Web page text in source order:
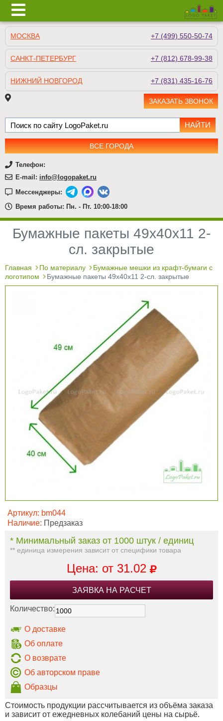
МОСКВА +7 (499) 550-50-74
САНКТ-ПЕТЕРБУРГ +7 (812) 678-99-38
НИЖНИЙ НОВГОРОД +7 (831) 435-16-76
ЗАКАЗАТЬ ЗВОНОК
ВСЕ ГОРОДА
Телефон:
E-mail: info@logopaket.ru
Мессенджеры:
Время работы: Пн. - Пт. 10:00-18:00
Бумажные пакеты 49х40х11 2-
сл. закрытые
Главная По материалу
Бумажные мешки из крафт-бумаги с
логотипом
Бумажные пакеты 49х40х11 2-сл. закрытые
Артикул: bm044
Наличие: Предзаказ
* Минимальный заказ от 1000 штук / единиц
** единица измерения зависит от специфики товара
Цена: от 31.02
ЗАЯВКА НА РАСЧЕТ
Количество:
О доставке
Об оплате
О возврате
Об авторском праве
Образцы
Стоимость продукции рассчитывается из объёма заказа
и зависит от ежедневных колебаний цены на сырьё.